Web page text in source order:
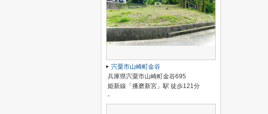
宍粟市山崎町金谷
兵庫県宍粟市山崎町金谷695
姫新線「播磨新宮」駅 徒歩121分
-